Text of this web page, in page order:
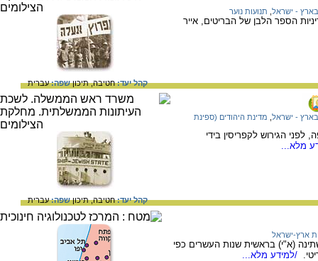
- ישראל תנועות נוער
הספר הלבן של הבריטים, אייר
קהל יעד:חטיבה,תיכוןשפה:עברית
- ישראל מדינת היהודים (ספינת
הגירוש לקפריסין בידי
מלא...
קהל יעד:חטיבה,תיכוןשפה:עברית
ארץ-ישראל
(א"י) בראשית שנות העשרים כפי
/למידע מלא...